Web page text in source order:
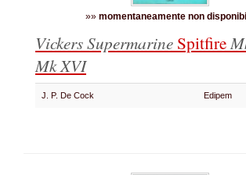
»» momentaneamente non
Vickers Supermarine Spitfire
Mk XVI
J. P. De Cock Edipem